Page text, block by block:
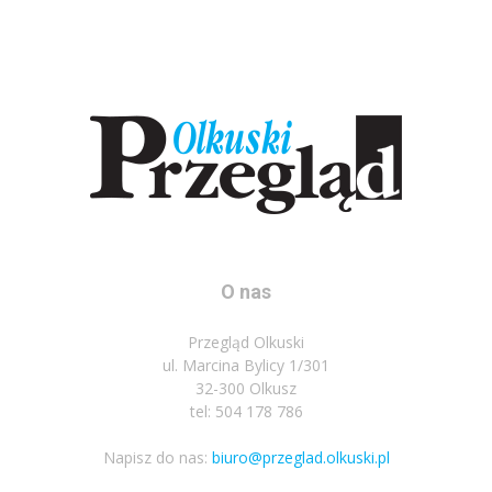
O nas
Przegląd Olkuski
ul. Marcina Bylicy 1/301
32-300 Olkusz
tel: 504 178 786
Napisz do nas: biuro@przeglad.olkuski.pl